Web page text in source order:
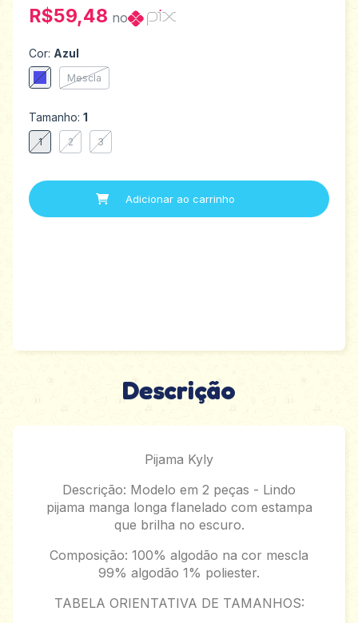
R$59,48 no
Cor: Azul
Mescla
Tamanho: 1
1 2 3
Descrição
Pijama Kyly
Descrição: Modelo em 2 peças - Lindo
pijama manga longa flanelado com estampa
que brilha no escuro.
Composição: 100% algodão na cor mescla
99% algodão 1% poliester.
TABELA ORIENTATIVA DE TAMANHOS: